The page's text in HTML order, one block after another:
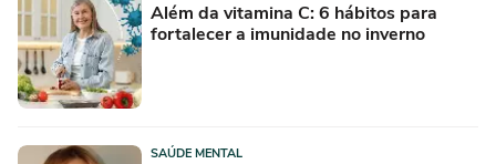
Além da vitamina C: 6 hábitos para
fortalecer a imunidade no inverno
SAÚDE MENTAL